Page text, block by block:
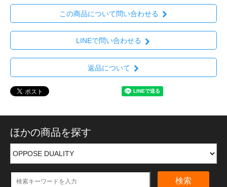
この商品について問い合わせる
LINEで問い合わせる
返品について
ほかの商品を探す
検索